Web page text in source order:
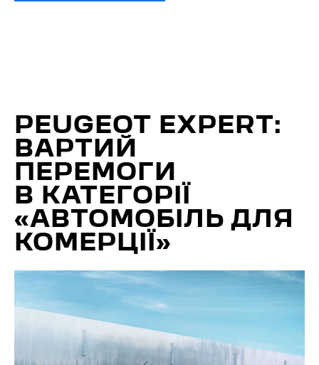
PEUGEOT EXPERT:
ВАРТИЙ
ПЕРЕМОГИ
В КАТЕГОРІЇ
«АВТОМОБІЛЬ ДЛЯ
КОМЕРЦІЇ»